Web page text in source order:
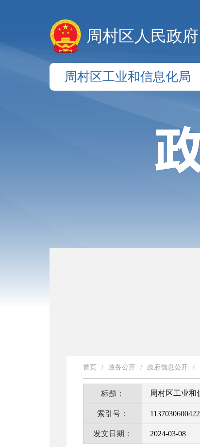
周村区人民政府
周村区工业和信息化局
首页 / 政务公开 / 政府信息公开 /
标题： 周村区工业和
索引号：
发文日期： 2024-03-08